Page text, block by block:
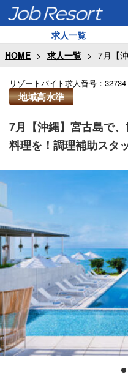
求人一覧
HOME
求人一覧 7月【
地域高水準
リゾートバイト求人番号： 32734
7月【沖縄】宮古島で
料理を！調理補助スタ